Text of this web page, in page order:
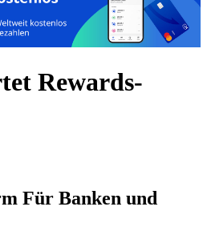
Rewards-
Für Banken und